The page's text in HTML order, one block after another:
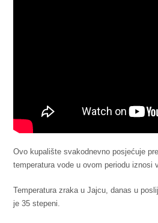
Ovo kupalište svakodnevno posjećuje
temperatura vode u ovom periodu iznosi
Temperatura zraka u Jajcu, danas u
je 35 stepeni.